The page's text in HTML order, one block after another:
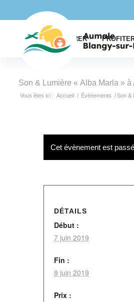
EXPLORER
Son & Lumière « Alba Marla » à
Vous êtes ici : Accueil / Évènements /Son &
Cet évènement est passé
DÉTAILS
Début :
7 juin 2019
Fin :
9 juin 2019
Prix :